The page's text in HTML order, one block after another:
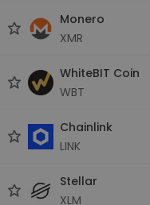
Monero
XMR
WhiteBIT Coin
WBT
Chainlink
LINK
Stellar
XLM